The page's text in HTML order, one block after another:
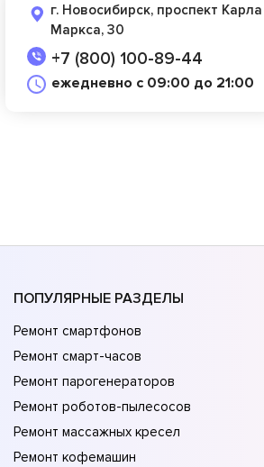
г. Новосибирск, проспект Карла
Маркса, 30
+7 (800) 100-89-44
ежедневно с 09:00 до 21:00
ПОПУЛЯРНЫЕ РАЗДЕЛЫ
Ремонт смартфонов
Ремонт смарт-часов
Ремонт парогенераторов
Ремонт роботов-пылесосов
Ремонт массажных кресел
Ремонт кофемашин